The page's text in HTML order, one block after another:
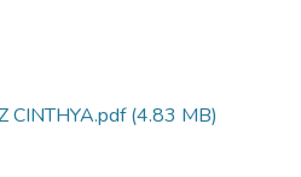
CINTHYA.pdf(4.83 MB)